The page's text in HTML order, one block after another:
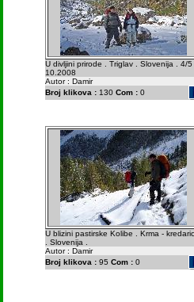
U divljini prirode . Triglav . Slovenija . 4/5
10.2008
Autor : Damir
Broj klikova :130 Com :0
U blizini pastirske Kolibe . Krma -
. Slovenija .
Autor : Damir
Broj klikova :95 Com :0